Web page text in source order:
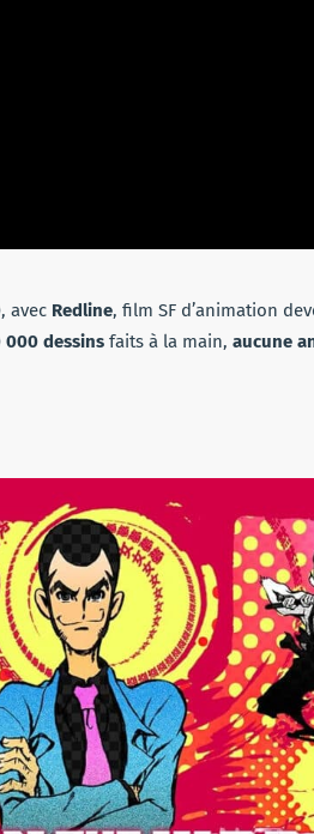
, avec Redline, film SF d’animation
000 dessins faits à la main, aucune